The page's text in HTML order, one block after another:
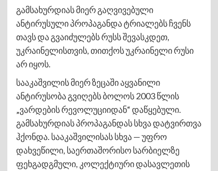
გამსახურდიას მიერ გაღვივებული
ანტირუსული პროპაგანდა ტრიალებს ჩვენს
თავს და გვაიძულებს რუსს შევასკდეთ,
უკრაინელისთვის, თითქოს უკრაინელი რუსი
არ იყოს.
სააკაშვილის მიერ ზეცაში აყვანილი
ანტირუსობა გვიღებს ბოლოს 2003 წლის
„ვარდების რევოლუციიდან“ დაწყებული.
გამსახურდიას პროპაგანდას სხვა დატვირთვა
ჰქონდა. სააკაშვილისას სხვა — უფრო
დახვეწილი, საერთაშორისო სარბიელზე
ფეხგადგმული, კოლექტიური დასავლეთის